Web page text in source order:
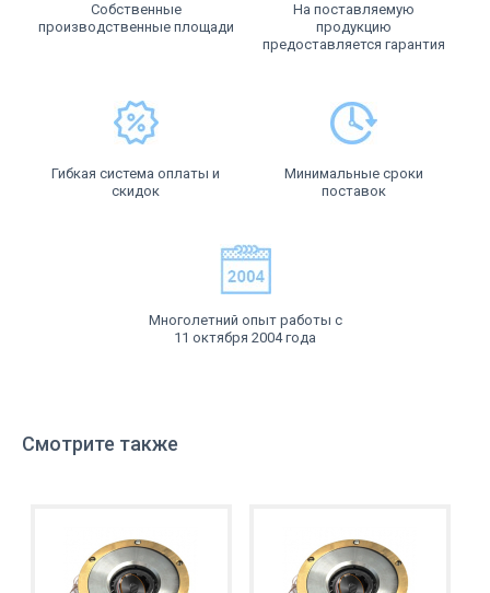
Собственные
производственные площади
На поставляемую
продукцию
предоставляется гарантия
Гибкая система оплаты и
скидок
Минимальные сроки
поставок
Многолетний опыт работы с
11 октября 2004 года
Смотрите также